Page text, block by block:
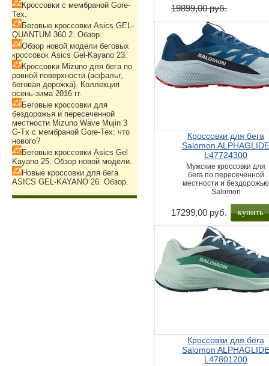
19899,00 руб.
Кроссовки для бега
Salomon
L47724300
Мужские кроссовки для
бега по пересеченной
местности и бездорожью
Salomon
17299,00 руб. купить
Кроссовки для бега
Salomon
L47801200
Кроссовки с мембраной Gore-
Tex.
Беговые кроссовки Asics GEL-
QUANTUM 360 2. Обзор.
Обзор новой модели беговых
кроссовок Asics Gel-Kayano 23.
Кроссовки Mizuno для бега по
ровной поверхности (асфальт,
беговая дорожка). Коллекция
осень-зима 2016 гг.
Беговые кроссовки для
бездорожья и пересеченной
местности Mizuno Wave Mujin 3
G-Tx с мембраной Gore-Tex: что
нового?
Беговые кроссовки Asics Gel
Kayano 25. Обзор новой модели.
Новые кроссовки для бега
ASICS GEL-KAYANO 26. Обзор.